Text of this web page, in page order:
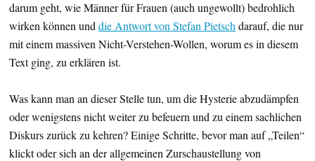
darum geht, wie Männer für Frauen (auch ungewollt) bedrohlich
wirken können und die Antwort von Stefan Pietsch darauf, die nur
mit einem massiven Nicht-Verstehen-Wollen, worum es in diesem
Text ging, zu erklären ist.
Was kann man an dieser Stelle tun, um die Hysterie abzudämpfen
oder wenigstens nicht weiter zu befeuern und zu einem sachlichen
Diskurs zurück zu kehren? Einige Schritte, bevor man auf „Teilen“
klickt oder sich an der allgemeinen Zurschaustellung von